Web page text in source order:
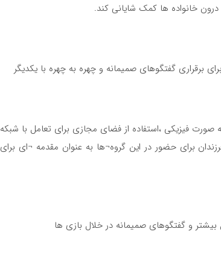
درون خانواده ها کمک شایانی کند.
برقراری گفتگوهای صمیمانه و چهره به چهره با یکدیگر
فیزیکی ،استفاده از فضای مجازی برای تعامل با شبکه
برای حضور در این گروه¬ها به عنوان مقدمه ¬ای برای
بیشتر و گفتگوهای صمیمانه در خلال بازی ها